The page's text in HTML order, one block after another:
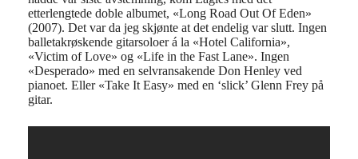
etterlengtede doble albumet, «Long Road Out Of Eden»
(2007). Det var da jeg skjønte at det endelig var slutt. Ingen
balletakrøskende gitarsoloer á la «Hotel California»,
«Victim of Love» og «Life in the Fast Lane». Ingen
«Desperado» med en selvransakende Don Henley ved
pianoet. Eller «Take It Easy» med en ‘slick’ Glenn Frey på
gitar.